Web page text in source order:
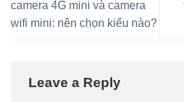
camera 4G mini và camera
wifi mini: nên chọn kiểu nào?
Leave a Reply